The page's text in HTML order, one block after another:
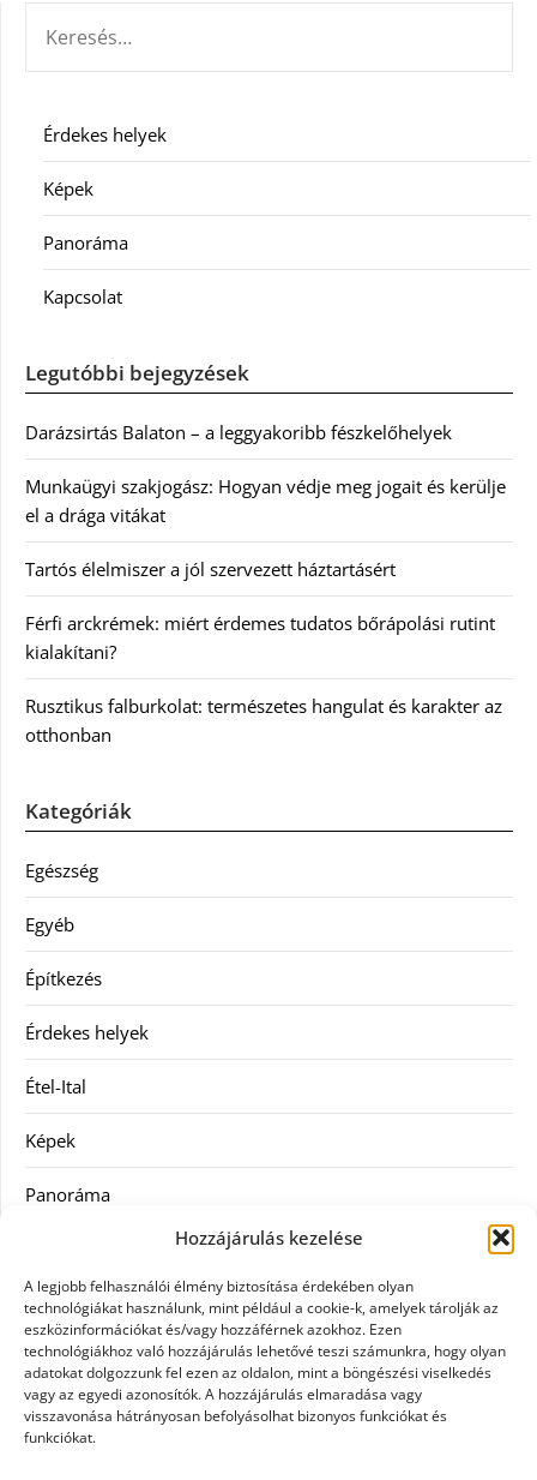
Hozzájárulás kezelése
A legjobb felhasználói élmény biztosítása érdekében olyan
technológiákat használunk, mint például a cookie-k, amelyek tárolják az
eszközinformációkat és/vagy hozzáférnek azokhoz. Ezen
technológiákhoz való hozzájárulás lehetővé teszi számunkra, hogy olyan
adatokat dolgozzunk fel ezen az oldalon, mint a böngészési viselkedés
vagy az egyedi azonosítók. A hozzájárulás elmaradása vagy
visszavonása hátrányosan befolyásolhat bizonyos funkciókat és
funkciókat.
Érdekes helyek
Képek
Panoráma
Kapcsolat
Legutóbbi bejegyzések
Darázsirtás Balaton – a leggyakoribb fészkelőhelyek
Munkaügyi szakjogász: Hogyan védje meg jogait és kerülje
el a drága vitákat
Tartós élelmiszer a jól szervezett háztartásért
Férfi arckrémek: miért érdemes tudatos bőrápolási rutint
kialakítani?
Rusztikus falburkolat: természetes hangulat és karakter az
otthonban
Kategóriák
Egészség
Egyéb
Építkezés
Érdekes helyek
Étel-Ital
Képek
Panoráma
Szolgáltatás
Vásárlás
Webáruházak